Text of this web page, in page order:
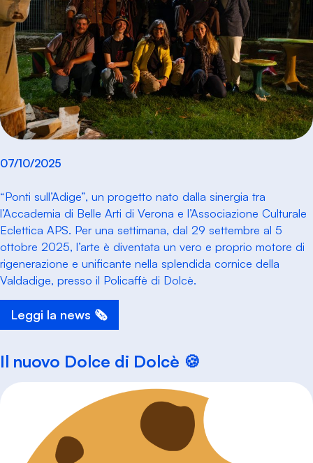
07/10/2025
“Ponti sull’Adige”, un progetto nato dalla sinergia tra
l’Accademia di Belle Arti di Verona e l’Associazione Culturale
Eclettica APS. Per una settimana, dal 29 settembre al 5
ottobre 2025, l’arte è diventata un vero e proprio motore di
rigenerazione e unificante nella splendida cornice della
Valdadige, presso il Policaffè di Dolcè.
Leggi la news 🗞️
Il nuovo Dolce di Dolcè 🍪